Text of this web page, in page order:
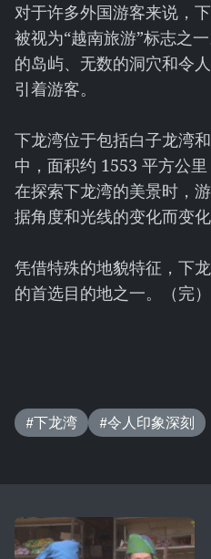
对于许多外国游客来说，
被视为“越南旅游”标志之
的岛屿、无数的洞穴和令
引着游客。
下龙湾位于包括白子龙湾
中，面积约 1553 平方公里
在探索下龙湾的美景时，
据角度和光线的变化而变
凭借特殊的地貌特征，下
的首选目的地之一。（完）
#下龙湾 #令人印象深刻